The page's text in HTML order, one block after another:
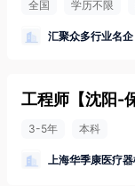
全国 学历不限
汇聚众多行业名企
工程师 【沈阳-
3-5年 本科
上海华季康医疗